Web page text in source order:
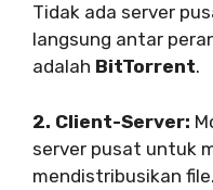
Tidak ada server
langsung antar
adalah BitTorrent.
2. Client-Server:
server pusat untuk
mendistribusikan